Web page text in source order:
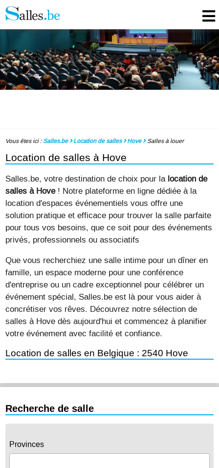
Vous êtes ici : Salles.be Location de salles Hove Salles à louer
Location de salles à Hove
Salles.be, votre destination de choix pour la location de
salles à Hove! Notre plateforme en ligne dédiée à la
location d'espaces événementiels vous offre une
solution pratique et efficace pour trouver la salle parfaite
pour tous vos besoins, que ce soit pour des événements
privés, professionnels ou associatifs
Que vous recherchiez une salle intime pour un dîner en
famille, un espace moderne pour une conférence
d'entreprise ou un cadre exceptionnel pour célébrer un
événement spécial, Salles.be est là pour vous aider à
concrétiser vos rêves. Découvrez notre sélection de
salles à Hove dès aujourd'hui et commencez à planifier
votre événement avec facilité et confiance.
Location de salles en Belgique : 2540 Hove
Recherche de salle
Provinces